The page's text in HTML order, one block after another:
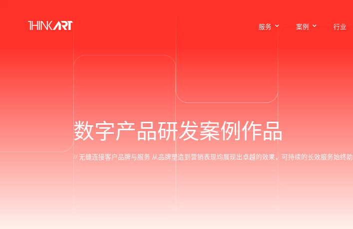
服务
案例
行业
数字产品研发案例作品
// 无缝连接客户 品 牌与 服务 从品 牌塑造到 营销表现均展现出卓越 的效果 ， 可 持续 的长效 服务始终助